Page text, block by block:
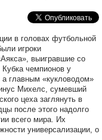
в головах футбольной
игроки
выигравшие со
чемпионов у
а главным «кукловодом»
Михелс, сумевший
цеха заглянуть в
после этого надолго
всего мира. Их
универсализации, о